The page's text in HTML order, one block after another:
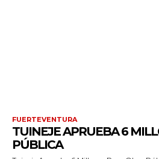
FUERTEVENTURA
TUINEJE APRUEBA 6
PÚBLICA